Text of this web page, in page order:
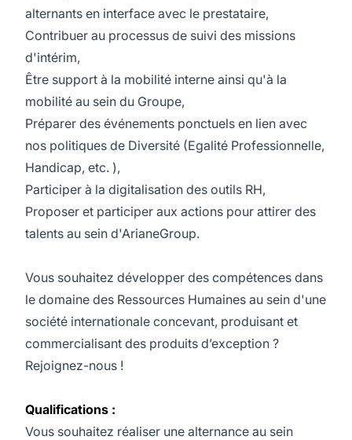
alternants en interface avec le prestataire,
Contribuer au processus de suivi des missions
d'intérim,
Être support à la mobilité interne ainsi qu'à la
mobilité au sein du Groupe,
Préparer des événements ponctuels en lien avec
nos politiques de Diversité (Egalité Professionnelle,
Handicap, etc. ),
Participer à la digitalisation des outils RH,
Proposer et participer aux actions pour attirer des
talents au sein d'ArianeGroup.
Vous souhaitez développer des compétences dans
le domaine des Ressources Humaines au sein d'une
société internationale concevant, produisant et
commercialisant des produits d’exception ?
Rejoignez-nous !
Qualifications :
Vous souhaitez réaliser une alternance au sein